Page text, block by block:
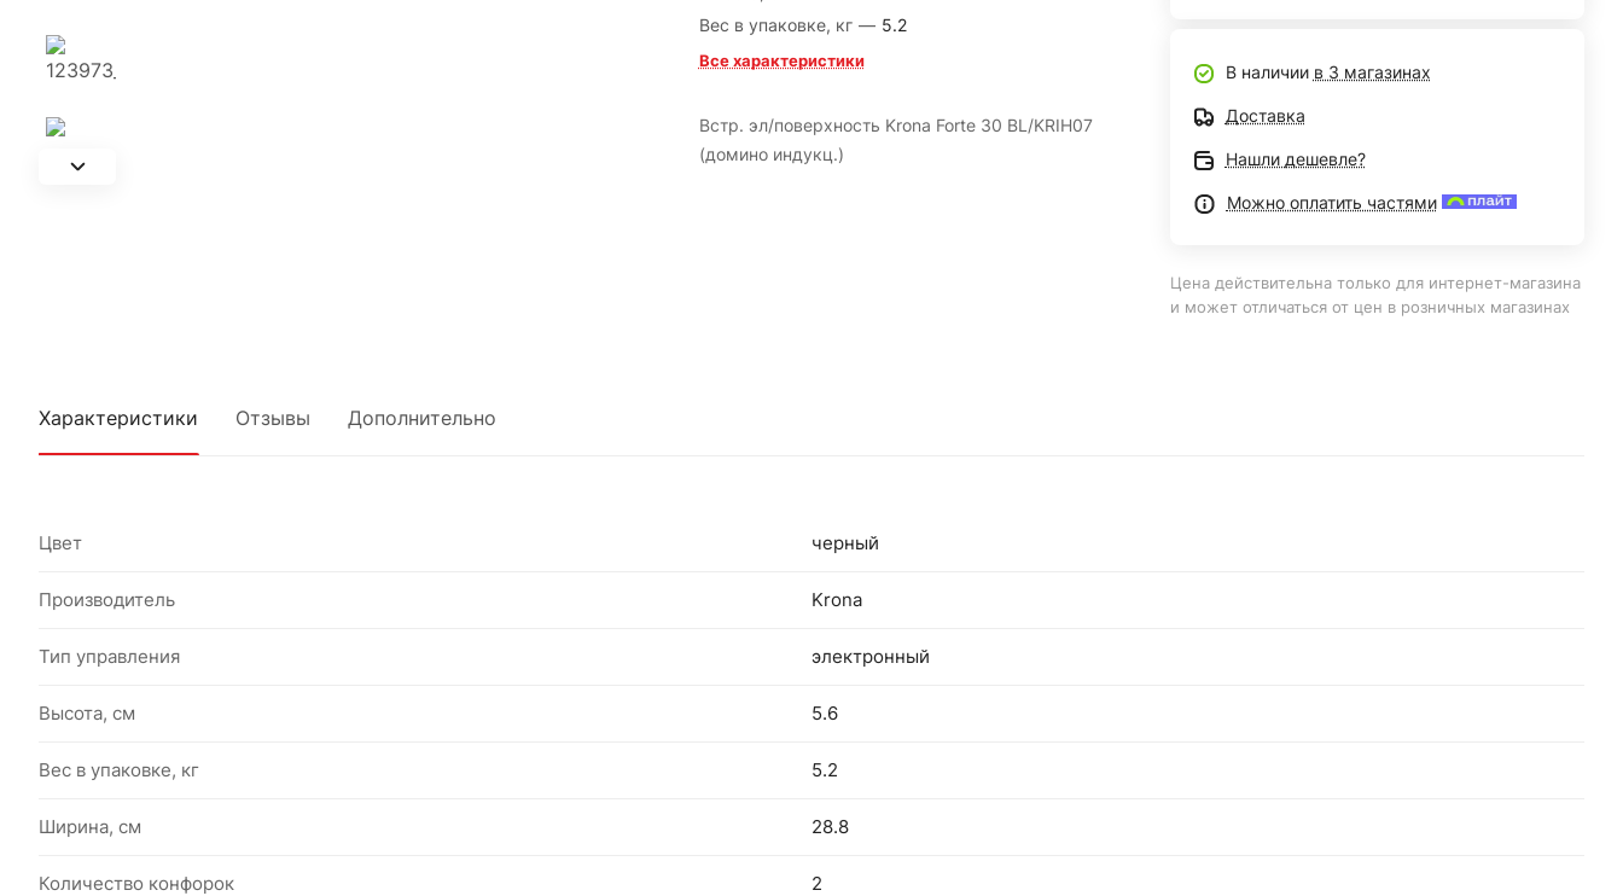
Вес в упаковке, кг — 5.2
Все характеристики
Встр. эл/поверхность Krona Forte 30 BL/KRIH07
(домино индукц.)
В наличии в 3 магазинах
Доставка
Нашли дешевле?
Можно оплатить частями
Цена действительна только для интернет-магазина
и может отличаться от цен в розничных магазинах
Характеристики Отзывы Дополнительно
Цвет черный
Производитель Krona
Тип управления электронный
Высота, см 5.6
Вес в упаковке, кг 5.2
Ширина, см 28.8
Количество конфорок 2